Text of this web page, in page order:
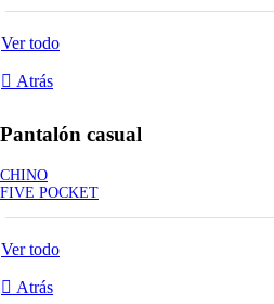
Ver todo
Atrás
Pantalón casual
CHINO
FIVE POCKET
Ver todo
Atrás